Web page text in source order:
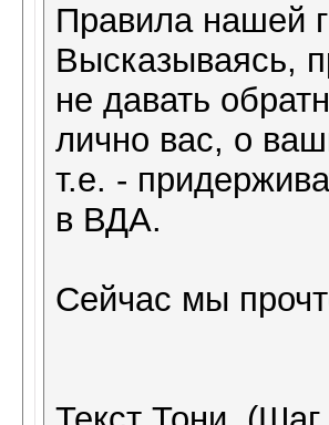
Правила нашей
Высказываясь,
не давать
лично вас, о
т.е. -
в ВДА.
Сейчас мы